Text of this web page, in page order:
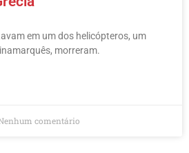
em um dos helicópteros, um
morreram.
comentário